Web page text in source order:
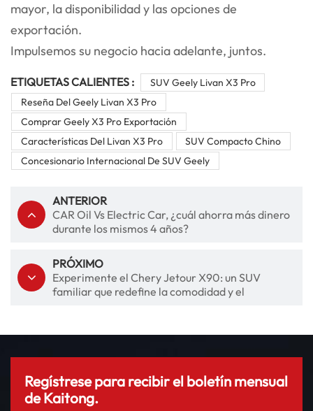
mayor, la disponibilidad y las opciones de
exportación.
Impulsemos su negocio hacia adelante, juntos.
ETIQUETAS CALIENTES :
SUV Geely Livan X3 Pro
Reseña Del Geely Livan X3 Pro
Comprar Geely X3 Pro Exportación
Características Del Livan X3 Pro
SUV Compacto Chino
Concesionario Internacional De SUV Geely
ANTERIOR
CAR Oil Vs Electric Car, ¿cuál ahorra más dinero
durante los mismos 4 años?
PRÓXIMO
Experimente el Chery Jetour X90: un SUV
familiar que redefine la comodidad y el
Regístrese para recibir el boletín mensual
de Kaitong.